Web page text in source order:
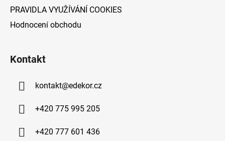
PRAVIDLA VYUŽÍVÁNÍ COOKIES
Hodnocení obchodu
Kontakt
kontakt@edekor.cz
+420 775 995 205
+420 777 601 436